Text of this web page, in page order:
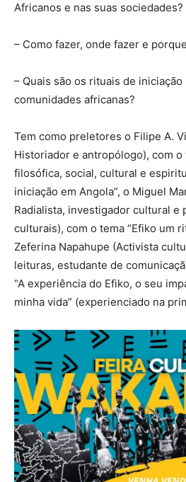
Africanos e nas suas sociedades?
– Como fazer, onde fazer e
– Quais são os rituais de
comunidades africanas?
Tem como preletores o Filipe A.
Historiador e antropólogo), com o
filosófica, social, cultural e
iniciação em Angola”, o Miguel
Radialista, investigador cultural e
culturais), com o tema “Efiko um
Zeferina Napahupe (Activista
leituras, estudante de
“A experiência do Efiko, o seu
minha vida” (experienciado na